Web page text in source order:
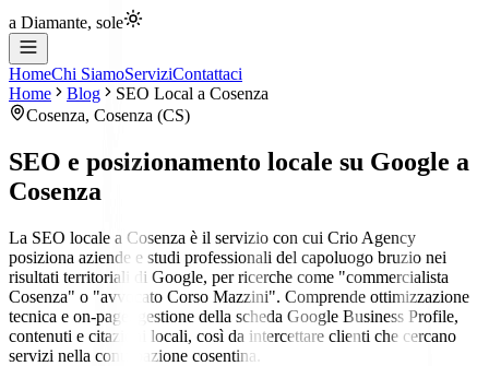
a Diamante, sole
HomeChi SiamoServiziContattaci
Home
Blog SEO Local a Cosenza
Cosenza, Cosenza (CS)
SEO e posizionamento locale su Google a
Cosenza
La SEO locale a Cosenza è il servizio con cui Crio Agency
posiziona aziende e studi professionali del capoluogo bruzio nei
risultati territoriali di Google, per ricerche come "commercialista
Cosenza" o "avvocato Corso Mazzini". Comprende ottimizzazione
tecnica e on-page, gestione della scheda Google Business Profile,
contenuti e citazioni locali, così da intercettare clienti che cercano
servizi nella conurbazione cosentina.